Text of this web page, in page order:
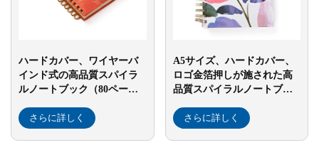
ハードカバー、ワイヤーバ
インド式の高品質スパイラ
ルノートブック（80ペー
ズでご用意
さらに詳しく
A5サイズ、ハードカバー、
ロゴ金箔押しが施された高
品質スパイラルノートブッ
さらに詳しく